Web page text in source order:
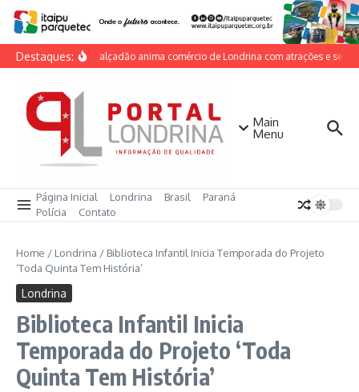
Ir para o conteúdo
Destaques:Dia do Calçadão anima comércio de Londrina com atrações e
Main
Menu
Página Inicial Londrina Brasil
Paraná
Polícia
Contato
Home / Londrina / Biblioteca Infantil Inicia Temporada do Projeto
‘Toda Quinta Tem História’
Londrina
Biblioteca Infantil Inicia
Temporada do Projeto ‘Toda
Quinta Tem História’